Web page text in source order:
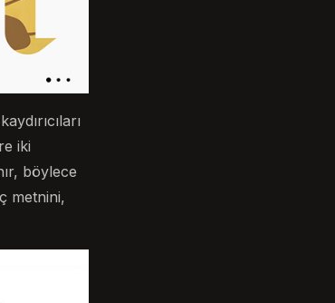
iki
böylece
metnini,